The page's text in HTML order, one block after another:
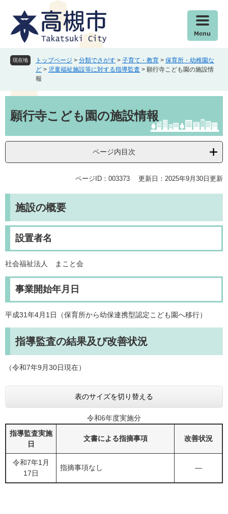
現在地 トップページ > 分類でさがす > 子育て・教育 > 保育所・幼稚園な
ど > 児童福祉施設等に対する指導監査 > 願行寺こども園の施設情
報
文願行寺こども園の施設情報
ページ内目次
ページID：003373 更新日：2025年9月30日更新
施設の概要
設置者名
社会福祉法人 まこと会
事業開始年月日
平成31年4月1日（保育所から幼保連携型認定こども園へ移行）
指導監査の結果及び改善状況
（令和7年9月30日現在）
表のサイズを切り替える
令和6年度実施分
指導監査実施
日
文書による指摘事項 改善状況
令和7年1月
17日
指摘事項なし ―